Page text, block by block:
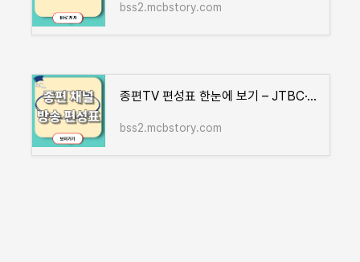
bss2.mcbstory.com
종편TV 편성표 한눈에 보기 – JTBC·TV조선·채널A·MBN 오늘 방송 시간
bss2.mcbstory.com